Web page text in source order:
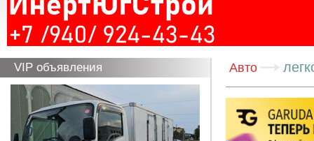
VIP объявления Авто